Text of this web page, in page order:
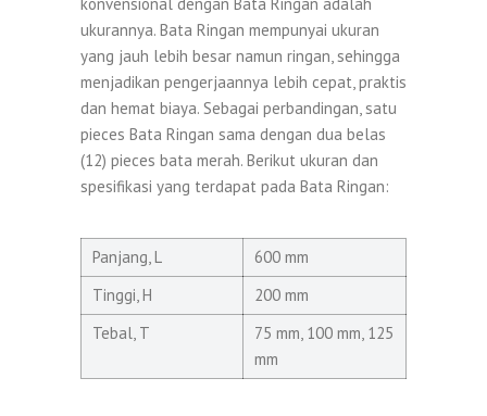
ukurannya. Bata Ringan mempunyai ukuran
yang jauh lebih besar namun ringan, sehingga
menjadikan pengerjaannya lebih cepat, praktis
dan hemat biaya. Sebagai perbandingan, satu
pieces Bata Ringan sama dengan dua belas
(12) pieces bata merah. Berikut ukuran dan
spesifikasi yang terdapat pada Bata Ringan:
Panjang, L
600 mm
Tinggi, H
200 mm
Tebal, T
75 mm, 100 mm, 125
mm